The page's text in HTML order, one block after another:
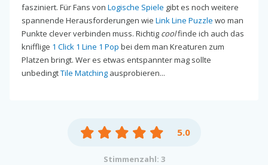
fasziniert. Für Fans von Logische Spiele gibt es noch weitere
spannende Herausforderungen wie Link Line Puzzle wo man
Punkte clever verbinden muss. Richtig coolfinde ich auch das
knifflige 1 Click 1 Line 1 Pop bei dem man Kreaturen zum
Platzen bringt. Wer es etwas entspannter mag sollte
unbedingtTile Matching ausprobieren...
5.0
Stimmenzahl: 3